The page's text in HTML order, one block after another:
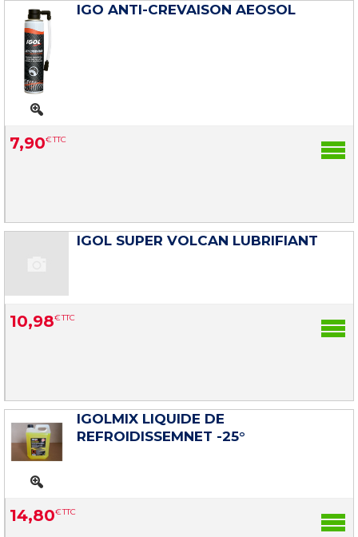
IGO ANTI-CREVAISON AEOSOL
7,90€TTC
IGOL SUPER VOLCAN LUBRIFIANT
10,98€TTC
IGOLMIX LIQUIDE DE
REFROIDISSEMNET -25°
14,80€TTC